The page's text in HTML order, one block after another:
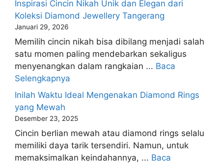
Inspirasi Cincin Nikah Unik dan Elegan dari
Koleksi Diamond Jewellery Tangerang
Januari 29, 2026
Memilih cincin nikah bisa dibilang menjadi salah
satu momen paling mendebarkan sekaligus
menyenangkan dalam rangkaian ... Baca
Selengkapnya
Inilah Waktu Ideal Mengenakan Diamond Rings
yang Mewah
Desember 23, 2025
Cincin berlian mewah atau diamond rings selalu
memiliki daya tarik tersendiri. Namun, untuk
memaksimalkan keindahannya, ... Baca